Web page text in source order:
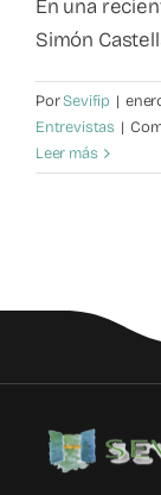
Contacto
En una
Simón
PorSevifip |
Entrevistas |
Leer más